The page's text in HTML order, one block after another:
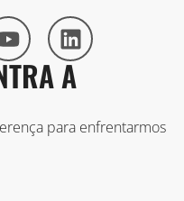
A
para enfrentarmos